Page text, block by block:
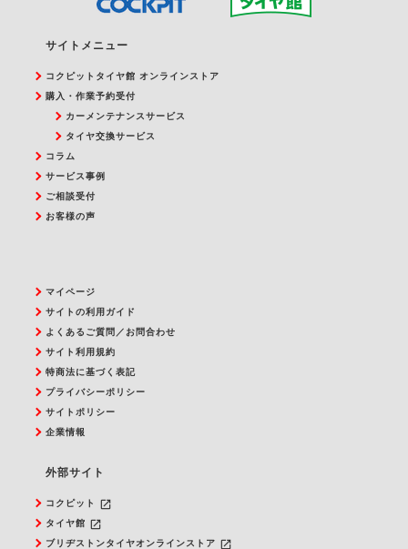
サイトメニュー
コクピットタイヤ館 オンラインストア
購入・作業予約受付
カーメンテナンスサービス
タイヤ交換サービス
コラム
サービス事例
ご相談受付
お客様の声
マイページ
サイトの利用ガイド
よくあるご質問／お問合わせ
サイト利用規約
特商法に基づく表記
プライバシーポリシー
サイトポリシー
企業情報
外部サイト
コクピット launch
タイヤ館 launch
ブリヂストンタイヤオンラインストア launch